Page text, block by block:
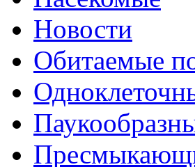
Новости
Обитаемые